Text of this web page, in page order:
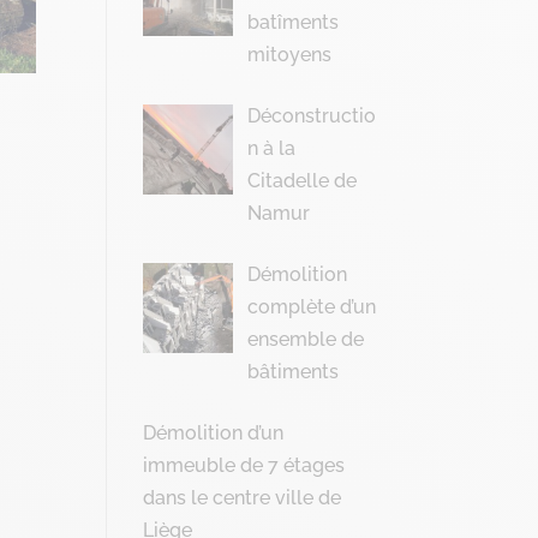
batîments
mitoyens
Déconstructio
n à la
Citadelle de
Namur
Démolition
complète d’un
ensemble de
bâtiments
Démolition d’un
immeuble de 7 étages
dans le centre ville de
Liège